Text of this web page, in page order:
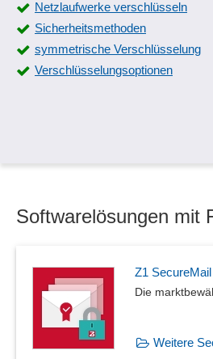
Netzlaufwerke verschlüsseln
Sicherheitsmethoden
symmetrische Verschlüsselung
Verschlüsselungsoptionen
Softwarelösungen mit
Z1
Die
Weitere